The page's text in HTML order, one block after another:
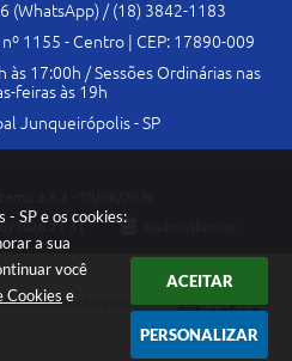
- SP e os cookies:
a sua
você
Cookies e
ACEITAR
PERSONALIZAR
(WhatsApp) / (18) 3842-1183
1155 - Centro | CEP: 17890-009
às 17:00h / Sessões Ordinárias nas
feiras às 19h
Junqueirópolis - SP
2026 21:31
direitos reservados -